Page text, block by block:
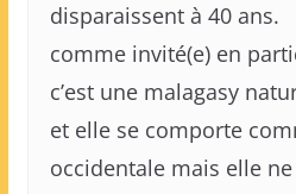
disparaissent à 40 ans.
comme invité(e) en
c’est une malagasy
et elle se comporte
occidentale mais elle